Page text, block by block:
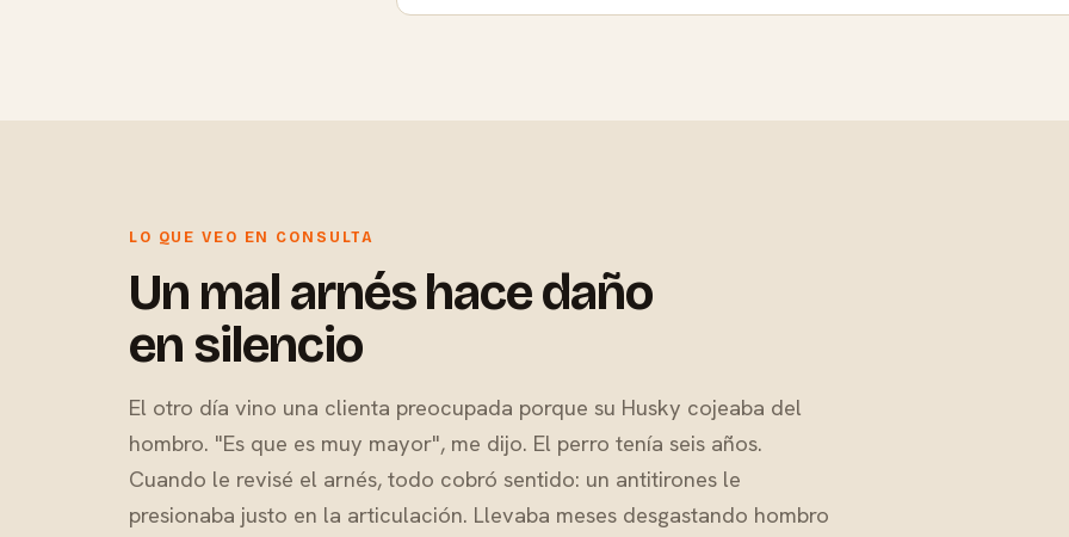
LO QUE VEO EN CONSULTA
Un mal arnés hace daño
en silencio
El otro día vino una clienta preocupada porque su Husky cojeaba del
hombro. "Es que es muy mayor", me dijo. El perro tenía seis años.
Cuando le revisé el arnés, todo cobró sentido: un antitirones le
presionaba justo en la articulación. Llevaba meses desgastando hombro